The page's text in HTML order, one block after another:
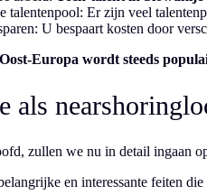
talentenpool: Er zijn veel
U bespaart kosten door
Europa wordt steeds
als
zullen we nu in detail ingaan
en interessante feiten